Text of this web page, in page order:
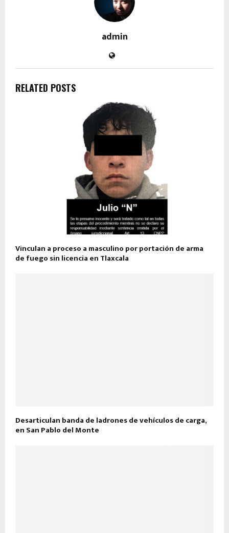
admin
RELATED POSTS
Vinculan a proceso a masculino por portación de arma
de fuego sin licencia en Tlaxcala
Desarticulan banda de ladrones de vehículos de carga,
en San Pablo del Monte